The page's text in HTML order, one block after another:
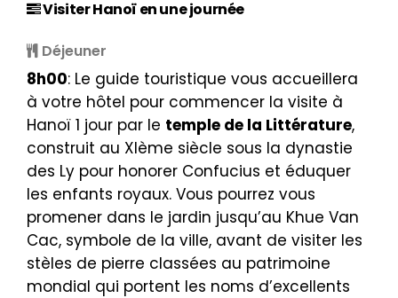
Visiter Hanoï en une journée
Déjeuner
8h00: Le guide touristique vous accueillera
à votre hôtel pour commencer la visite à
Hanoï 1 jour par le temple de la Littérature,
construit au XIème siècle sous la dynastie
des Ly pour honorer Confucius et éduquer
les enfants royaux. Vous pourrez vous
promener dans le jardin jusqu’au Khue Van
Cac, symbole de la ville, avant de visiter les
stèles de pierre classées au patrimoine
mondial qui portent les noms d’excellents